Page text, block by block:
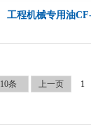
工程机械专用油
10条 上一页 1